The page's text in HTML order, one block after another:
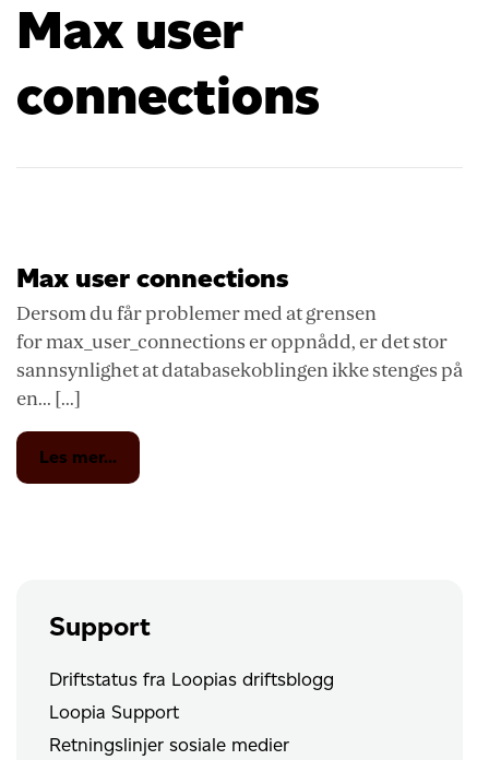
Max user
connections
Max user connections
Dersom du får problemer med at grensen
for max_user_connections er oppnådd, er det stor
sannsynlighet at databasekoblingen ikke stenges på
en... [...]
Les mer...
Max
Support
Driftstatus fra Loopias driftsblogg
Loopia Support
Retningslinjer sosiale medier